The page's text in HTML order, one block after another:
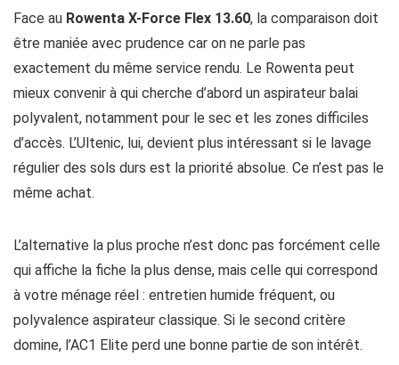
Face au Rowenta X-Force Flex 13.60, la comparaison doit
être maniée avec prudence car on ne parle pas
exactement du même service rendu. Le Rowenta peut
mieux convenir à qui cherche d’abord un aspirateur balai
polyvalent, notamment pour le sec et les zones difficiles
d’accès. L’Ultenic, lui, devient plus intéressant si le lavage
régulier des sols durs est la priorité absolue. Ce n’est pas le
même achat.
L’alternative la plus proche n’est donc pas forcément celle
qui affiche la fiche la plus dense, mais celle qui correspond
à votre ménage réel : entretien humide fréquent, ou
polyvalence aspirateur classique. Si le second critère
domine, l’AC1 Elite perd une bonne partie de son intérêt.